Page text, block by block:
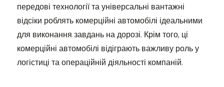
передові технології та універсальні вантажні
відсіки роблять комерційні автомобілі ідеальними
для виконання завдань на дорозі. Крім того, ці
комерційні автомобілі відіграють важливу роль у
логістиці та операційній діяльності компаній.